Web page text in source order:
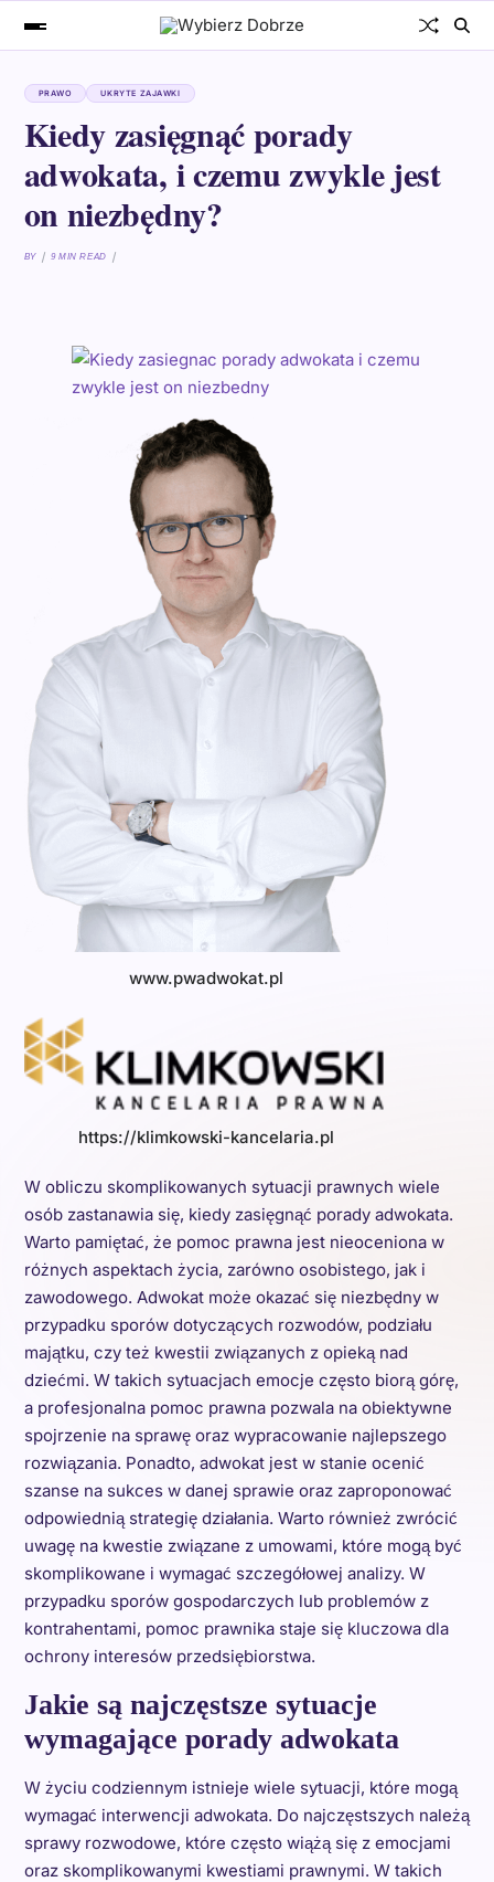
PRAWO UKRYTE ZAJAWKI
Kiedy zasięgnąć porady
adwokata, i czemu zwykle jest
on niezbędny?
BY 9 MIN READ
www.pwadwokat.pl
https://klimkowski-kancelaria.pl
W obliczu skomplikowanych sytuacji prawnych wiele
osób zastanawia się, kiedy zasięgnąć porady adwokata.
Warto pamiętać, że pomoc prawna jest nieoceniona w
różnych aspektach życia, zarówno osobistego, jak i
zawodowego. Adwokat może okazać się niezbędny w
przypadku sporów dotyczących rozwodów, podziału
majątku, czy też kwestii związanych z opieką nad
dziećmi. W takich sytuacjach emocje często biorą górę,
a profesjonalna pomoc prawna pozwala na obiektywne
spojrzenie na sprawę oraz wypracowanie najlepszego
rozwiązania. Ponadto, adwokat jest w stanie ocenić
szanse na sukces w danej sprawie oraz zaproponować
odpowiednią strategię działania. Warto również zwrócić
uwagę na kwestie związane z umowami, które mogą być
skomplikowane i wymagać szczegółowej analizy. W
przypadku sporów gospodarczych lub problemów z
kontrahentami, pomoc prawnika staje się kluczowa dla
ochrony interesów przedsiębiorstwa.
Jakie są najczęstsze sytuacje
wymagające porady adwokata
W życiu codziennym istnieje wiele sytuacji, które mogą
wymagać interwencji adwokata. Do najczęstszych należą
sprawy rozwodowe, które często wiążą się z emocjami
oraz skomplikowanymi kwestiami prawnymi. W takich